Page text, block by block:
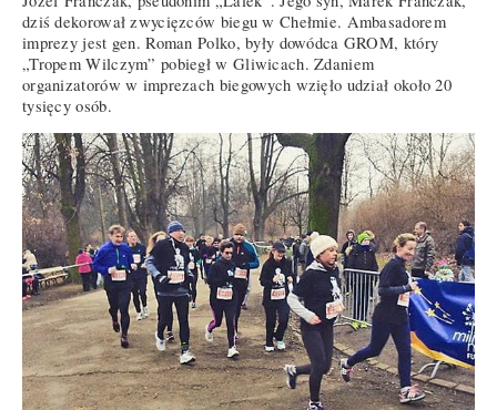
dziś dekorował zwycięzców biegu w Chełmie. Ambasadorem
imprezy jest gen. Roman Polko, były dowódca GROM, który
„Tropem Wilczym” pobiegł w Gliwicach. Zdaniem
organizatorów w imprezach biegowych wzięło udział około 20
tysięcy osób.